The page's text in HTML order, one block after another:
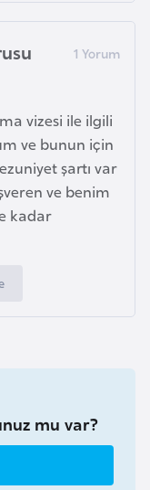
vizesi ile ilgili
ve bunun için
şartı var
ve benim
kadar
mu var?